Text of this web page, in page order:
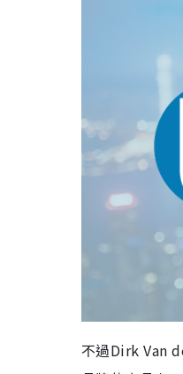
不過Dirk Van